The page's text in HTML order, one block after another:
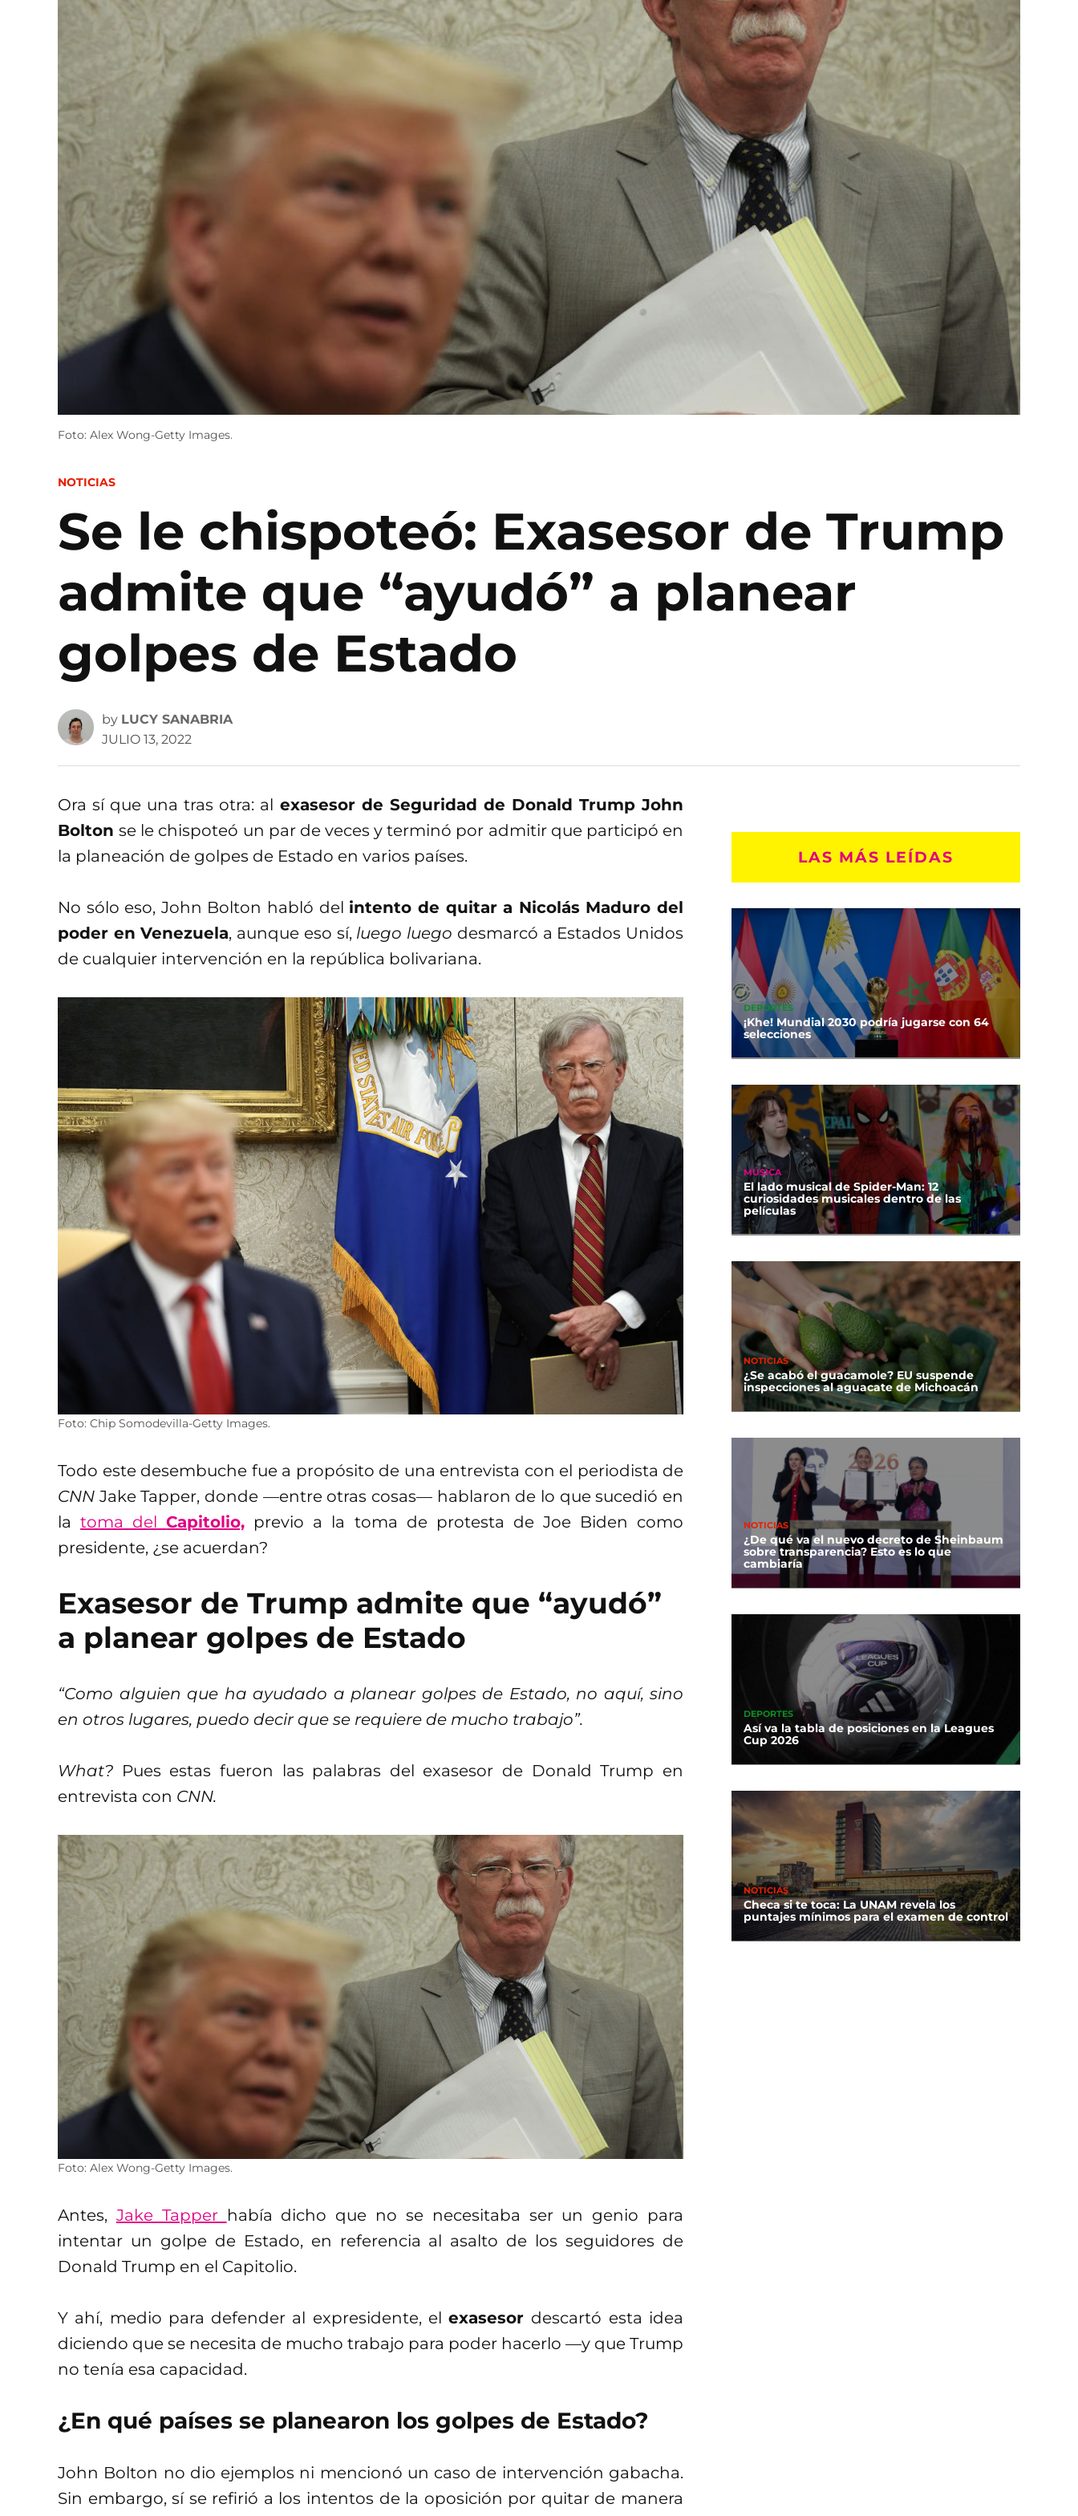
Foto: Alex Wong-Getty Images.
POSTED
NOTICIAS
Se le chispoteó: Exasesor de Trump
admite que “ayudó” a planear
golpes de Estado
by LUCY SANABRIA
JULIO 13, 2022
Ora sí que una tras otra: al exasesor de Seguridad de Donald Trump John
Boltonse le chispoteó un par de veces y terminó por admitir que participó en
la planeación de golpes de Estado en varios países.
No sólo eso, John Bolton habló del intento de quitar a Nicolás Maduro del
poder en Venezuela, aunque eso sí, luego luego desmarcó a Estados Unidos
de cualquier intervención en la república bolivariana.
Foto: Chip Somodevilla-Getty Images.
Todo este desembuche fue a propósito de una entrevista con el periodista de
CNN Jake Tapper, donde —entre otras cosas— hablaron de lo que sucedió en
latoma delCapitolio, previo a la toma de protesta de Joe Biden como
presidente, ¿se acuerdan?
Exasesor de Trump admite que “ayudó”
a planear golpes de Estado
“Como alguien que ha ayudado a planear golpes de Estado, no aquí, sino
en otros lugares, puedo decir que se requiere de mucho trabajo”.
What? Pues estas fueron las palabras del exasesor de Donald Trump en
entrevista con CNN.
Foto: Alex Wong-Getty Images.
Antes, Jake Tapper había dicho que no se necesitaba ser un genio para
intentar un golpe de Estado, en referencia al asalto de los seguidores de
Donald Trump en el Capitolio.
Y ahí, medio para defender al expresidente, elexasesor descartó esta idea
diciendo que se necesita de mucho trabajo para poder hacerlo —y que Trump
no tenía esa capacidad.
¿En qué países se planearon los golpes de Estado?
John Bolton no dio ejemplos ni mencionó un caso de intervención gabacha.
Sin embargo, sí se refirió a los intentos de la oposición por quitar de manera
LAS MÁS LEÍDAS
DEPORTES
¡Khe! Mundial 2030 podría jugarse con 64
selecciones
MÚSICA
El lado musical de Spider-Man: 12
curiosidades musicales dentro de las
películas
NOTICIAS
¿Se acabó el guacamole? EU suspende
inspecciones al aguacate de Michoacán
NOTICIAS
¿De qué va el nuevo decreto de Sheinbaum
sobre transparencia? Esto es lo que
cambiaría
DEPORTES
Así va la tabla de posiciones en la Leagues
Cup 2026
NOTICIAS
Checa si te toca: La UNAM revela los
puntajes mínimos para el examen de control